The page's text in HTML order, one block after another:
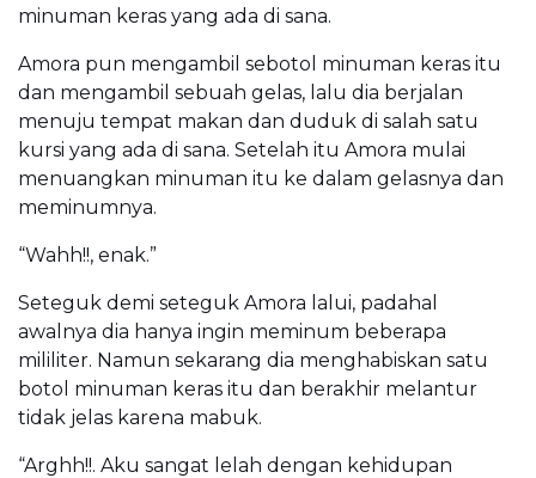
minuman keras yang ada di sana.
Amora pun mengambil sebotol minuman keras itu
dan mengambil sebuah gelas, lalu dia berjalan
menuju tempat makan dan duduk di salah satu
kursi yang ada di sana. Setelah itu Amora mulai
menuangkan minuman itu ke dalam gelasnya dan
meminumnya.
“Wahh!!, enak.”
Seteguk demi seteguk Amora lalui, padahal
awalnya dia hanya ingin meminum beberapa
mililiter. Namun sekarang dia menghabiskan satu
botol minuman keras itu dan berakhir melantur
tidak jelas karena mabuk.
“Arghh!!. Aku sangat lelah dengan kehidupan